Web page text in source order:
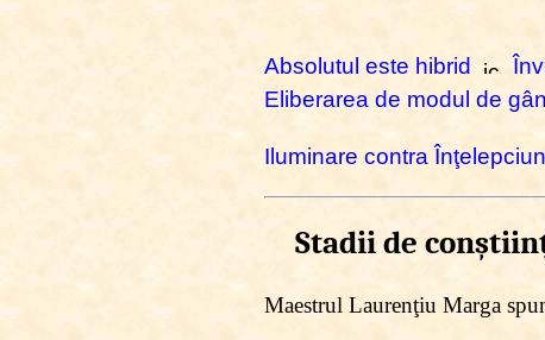
Absolutul este hibrid
Eliberarea de modul de
Iluminare contra
Stadii de
Maestrul Laurenţiu Marga